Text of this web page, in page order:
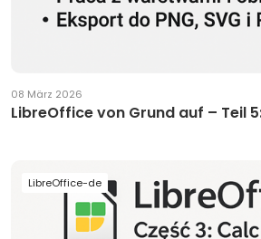
08 März 2026
LibreOffice von Grund auf – Teil
LibreOffice-de